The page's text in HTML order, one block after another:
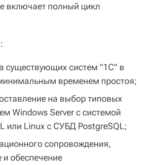
включает полный цикл
существующих систем "1С" в
временем простоя;
на выбор типовых
Windows Server с системой
или Linux с СУБД PostgreSQL;
сопровождения,
обеспечение